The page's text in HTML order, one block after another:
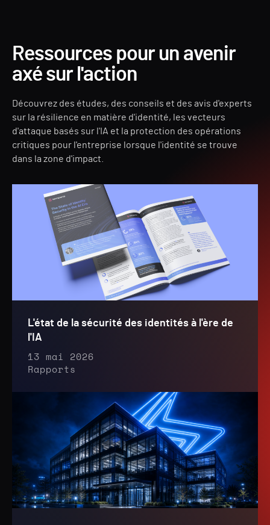
Ressources pour un avenir
axé sur l'action
Découvrez des études, des conseils et des avis d'experts
sur la résilience en matière d'identité, les vecteurs
d'attaque basés sur l'IA et la protection des opérations
critiques pour l'entreprise lorsque l'identité se trouve
dans la zone d'impact.
L'état de la sécurité des identités à l'ère de
l'IA
13 mai 2026
Rapports